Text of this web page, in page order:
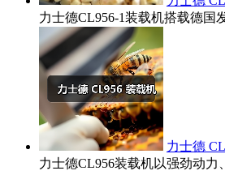
力士德CL956-1装载机搭载德国
力士德
力士德CL956装载机以强劲动